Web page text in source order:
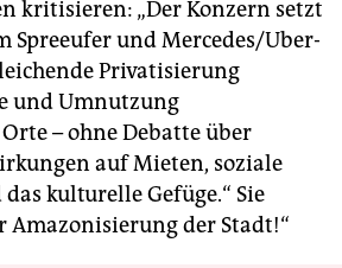
kritisieren: „Der Konzern setzt
Spreeufer und Mercedes/Uber-
Privatisierung
und Umnutzung
– ohne Debatte über
auf Mieten, soziale
kulturelle Gefüge.“ Sie
Amazonisierung der Stadt!“